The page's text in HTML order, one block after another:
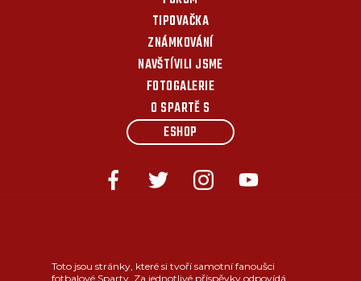
TIPOVAČKA
ZNÁMKOVÁNÍ
NAVŠTÍVILI JSME
FOTOGALERIE
O SPARTĚ S
ESHOP
Toto jsou stránky, které si tvoří samotní fanoušci
fotbalové Sparty. Za jednotlivé příspěvky odpovídá